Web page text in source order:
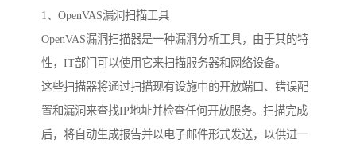
1、OpenVAS漏洞扫描工具
OpenVAS漏洞扫描器是一种漏洞分析工具，由于其的特
性，IT部门可以使用它来扫描服务器和网络设备。
这些扫描器将通过扫描现有设施中的开放端口、错误配
置和漏洞来查找IP地址并检查任何开放服务。扫描完成
后，将自动生成报告并以电子邮件形式发送，以供进一